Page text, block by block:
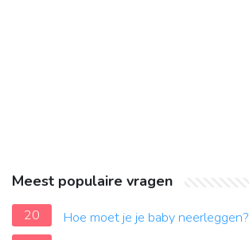
Meest populaire vragen
20
Hoe moet je je baby neerleggen?